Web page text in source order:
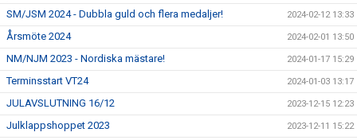
SM/JSM 2024 - Dubbla guld och flera medaljer! 2024-02-12 13:33
Årsmöte 2024 2024-02-01 13:50
NM/NJM 2023 - Nordiska mästare! 2024-01-17 15:29
Terminsstart VT24 2024-01-03 13:17
JULAVSLUTNING 16/12 2023-12-15 12:23
Julklappshoppet 2023 2023-12-11 15:22